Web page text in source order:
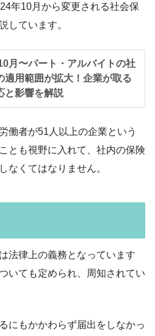
年10月から変更される社会保
しています。
月〜パート・アルバイトの社
適用範囲が拡大！企業が取る
と影響を解説
働者が51人以上の企業という
とも視野に入れて、社内の保険
なくてはなりません。
法律上の義務となっています
いても定められ、周知されてい
にもかかわらず届出をしなかっ